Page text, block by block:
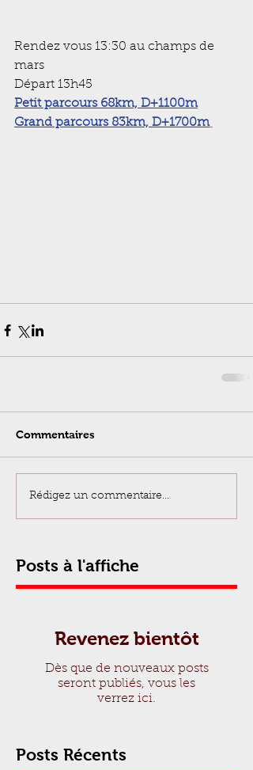
Rendez vous 13:30 au champs de
mars
Départ 13h45
Petit parcours 68km, D+1100m
Grand parcours 83km, D+1700m
Commentaires
Rédigez un commentaire...
Posts à l'affiche
Revenez bientôt
Dès que de nouveaux posts
seront publiés, vous les
verrez ici.
Posts Récents